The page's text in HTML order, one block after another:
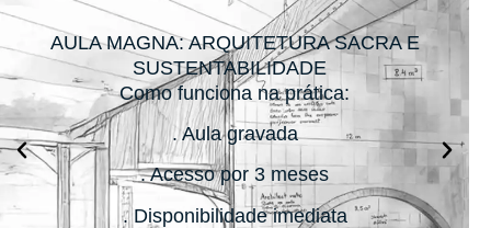
AULA MAGNA: ARQUITETURA SACRA E
SUSTENTABILIDADE
Como funciona na prática:
. Aula gravada
. Acesso por 3 meses
. Disponibilidade imediata